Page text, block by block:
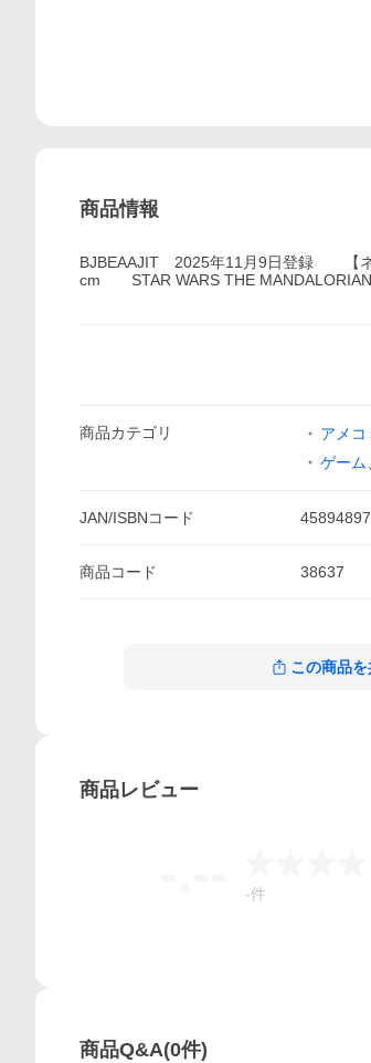
商品情報
BJBEAAJIT 2025年11月9日登録 【ネ
cm STAR WARS THE
商品カテゴリ アメコ
ゲーム
JAN/ISBNコード
商品コード 38637
この商品
商品レビュー
-件
商品Q&A(0件)